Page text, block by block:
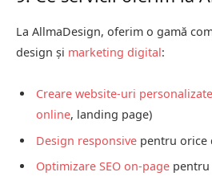
La AllmaDesign, oferim o gamă
design și marketing digital:
Creare website-uri personalizate
online, landing page)
Design responsive pentru orice
Optimizare SEO on-page